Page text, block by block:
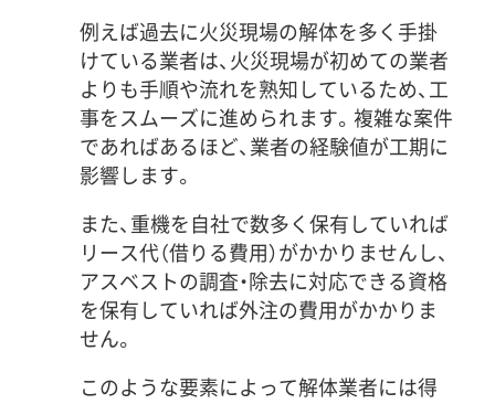
例えば過去に火災現場の解体を多く手掛
けている業者は、火災現場が初めての業者
よりも手順や流れを熟知しているため、工
事をスムーズに進められます。複雑な案件
であればあるほど、業者の経験値が工期に
影響します。
また、重機を自社で数多く保有していれば
リース代（借りる費用）がかかりませんし、
アスベストの調査・除去に対応できる資格
を保有していれば外注の費用がかかりま
せん。
このような要素によって解体業者には得